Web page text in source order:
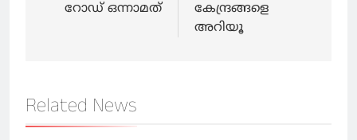
റോഡ് ഒന്നാമത്
കേന്ദ്രങ്ങളെ
അറിയൂ
Related News